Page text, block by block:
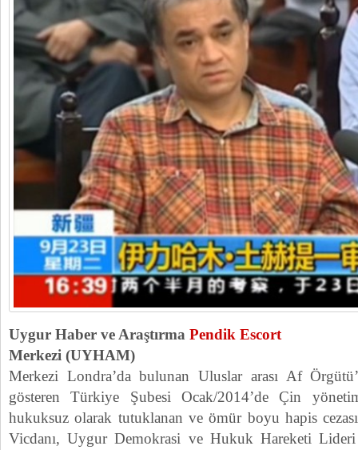
Uygur Haber ve Araştırma Pendik Escort
Merkezi (UYHAM)
Merkezi Londra’da bulunan Uluslar arası Af
gösteren Türkiye Şubesi Ocak/2014’de Çin
hukuksuz olarak tutuklanan ve ömür boyu hapis
Vicdanı, Uygur Demokrasi ve Hukuk Hareketi Lideri